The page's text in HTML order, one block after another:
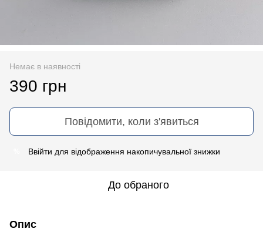
Немає в наявності
390 грн
Повідомити, коли з'явиться
Ввійти для відображення накопичувальної знижки
До обраного
Опис